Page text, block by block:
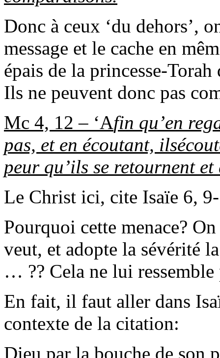
Donc à ceux ‘du dehors’,
message et le cache en
épais de la princesse-
Ils ne peuvent donc pas
Mc 4, 12 – ‘Afin qu’en
pas, et en écoutant, ils
peur qu’ils se retournent et
Le Christ ici, cite Isaïe 6,
Pourquoi cette menace?
veut, et adopte la sévérité
… ?? Cela ne lui ressemble
En fait, il faut aller dans
contexte de la citation:
Dieu par la bouche de son